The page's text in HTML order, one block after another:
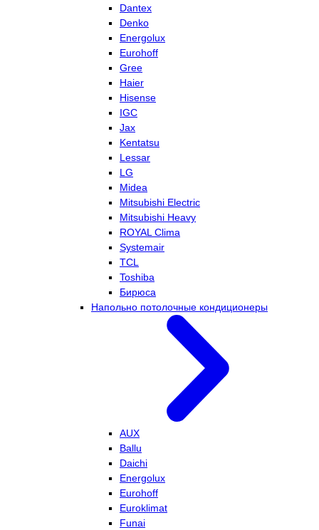
Dantex
Denko
Energolux
Eurohoff
Gree
Haier
Hisense
IGC
Jax
Kentatsu
Lessar
LG
Midea
Mitsubishi Electric
Mitsubishi Heavy
ROYAL Clima
Systemair
TCL
Toshiba
Бирюса
Напольно потолочные кондиционеры
AUX
Ballu
Daichi
Energolux
Eurohoff
Euroklimat
Funai